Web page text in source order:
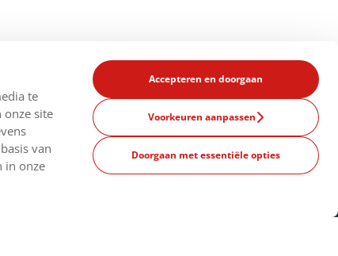
te
onze site
van
in onze
Accepteren en doorgaan
Voorkeuren aanpassen
Doorgaan met essentiële opties